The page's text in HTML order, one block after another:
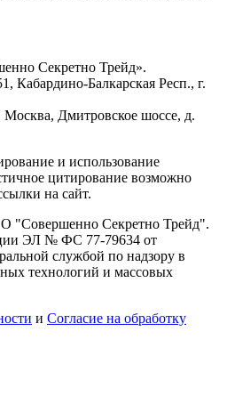
Секретно Трейд».
Кабардино-Балкарская Респ., г.
Москва, Дмитровское шоссе, д.
и использование
цитирование возможно
на сайт.
"Совершенно Секретно Трейд".
ЭЛ № ФС 77-79634 от
службой по надзору в
технологий и массовых
и Согласие на обработку